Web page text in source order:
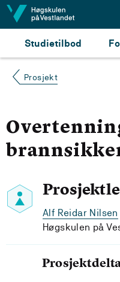
Hopp til innhald
Studietilbod
Prosjekt
Alf Reidar Nilsen
Høgskulen på